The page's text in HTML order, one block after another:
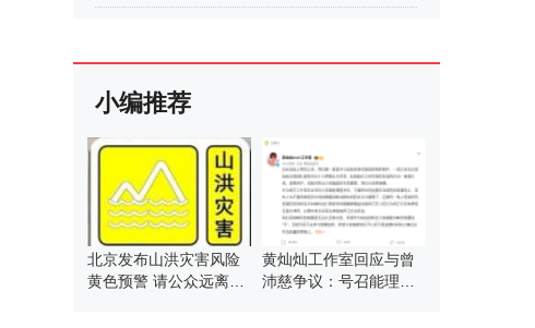
小编推荐
北京发布山洪灾害风险
黄色预警 请公众远离山
黄灿灿工作室回应与曾
沛慈争议：号召能理智